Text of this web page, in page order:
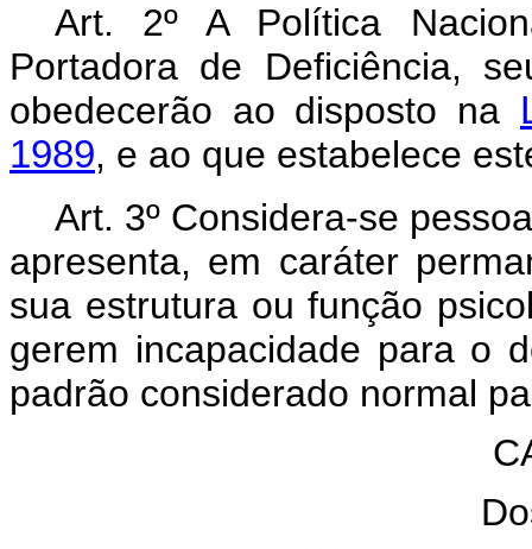
Art. 2º A Política
Portadora de Deficiência,
obedecerão ao disposto na
1989, e ao que estabelece
Art. 3º Considera-se
apresenta, em caráter
sua estrutura ou função
gerem incapacidade para o
padrão considerado normal